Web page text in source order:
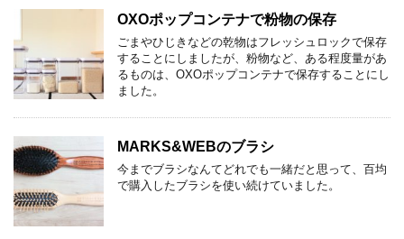
OXOポップコンテナで粉物の保存
ごまやひじきなどの乾物はフレッシュロックで保存
することにしましたが、粉物など、ある程度量があ
るものは、OXOポップコンテナで保存することにし
ました。
MARKS&WEBのブラシ
今までブラシなんてどれでも一緒だと思って、百均
で購入したブラシを使い続けていました。